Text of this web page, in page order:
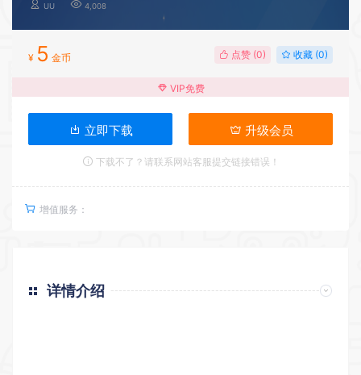
UU 4,008
¥ 5 金币 点赞 (0) 收藏 (0)
VIP免费
立即下载 升级会员
下载不了？请联系网站客服提交链接错误！
增值服务：
详情介绍